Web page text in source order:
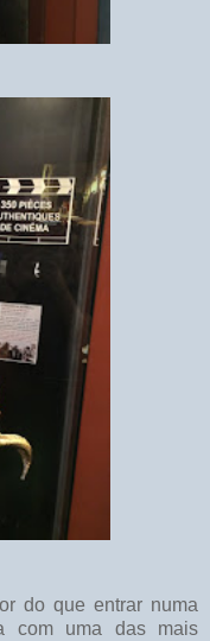
do que entrar numa
com uma das mais